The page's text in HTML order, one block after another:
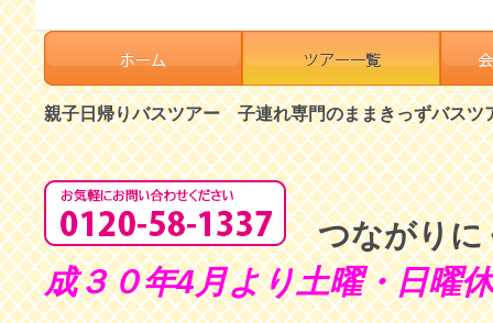
親子日帰りバスツアー 子連れ専門のままきっずバスツ
つながりに
成３０年4月より土曜・日曜